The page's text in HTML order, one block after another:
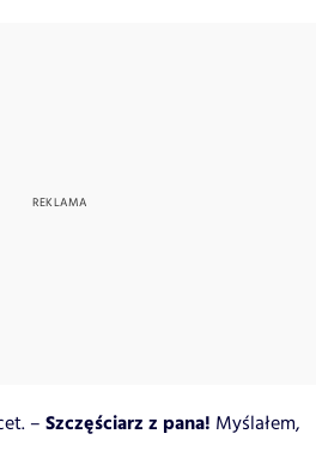
– Szczęściarz z pana! Myślałem,